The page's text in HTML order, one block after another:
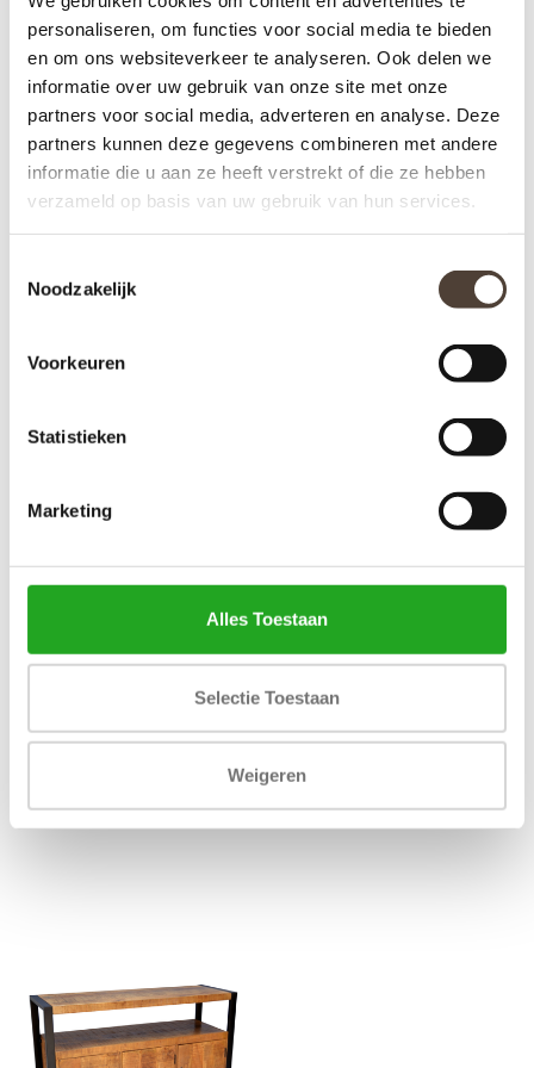
personaliseren, om functies voor social media te bieden
en om ons websiteverkeer te analyseren. Ook delen we
informatie over uw gebruik van onze site met onze
partners voor social media, adverteren en analyse. Deze
partners kunnen deze gegevens combineren met andere
informatie die u aan ze heeft verstrekt of die ze hebben
verzameld op basis van uw gebruik van hun services.
Noodzakelijk
Voorkeuren
Statistieken
Marketing
Alles Toestaan
Selectie Toestaan
Weigeren
SIDETABLE - FINN - 150
CM
€324,00
SIDETABLE - LUCAS - 150
CM
€334,00
MEDENA MANGO
DRESSOIR
WANDKAST EVERT